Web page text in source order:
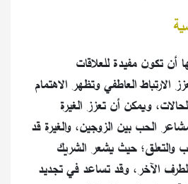
أن تكون مفيدة للعلاقات
الارتباط العاطفي وتظهر الاهتمام
ويمكن أن تعزز الغيرة
الحب بين الزوجين، والغيرة قد
والتعلق؛ حيث يشعر الشريك
الآخر، وقد تساعد في تجديد